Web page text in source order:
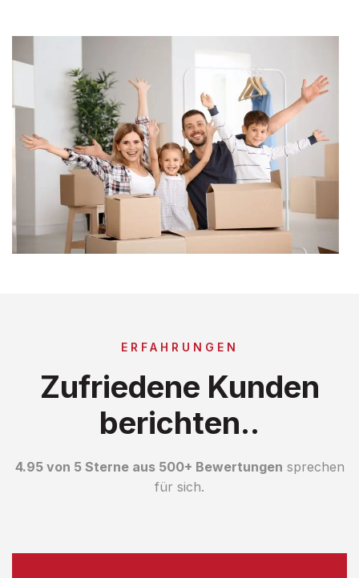
ERFAHRUNGEN
Zufriedene Kunden
berichten..
4.95 von 5 Sterne aus 500+ Bewertungen sprechen
für sich.